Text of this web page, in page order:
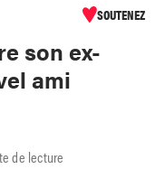
SOUTENEZ
son ex-
ami
de lecture